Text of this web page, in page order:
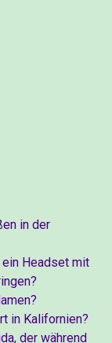
in der
Headset mit
in Kalifornien?
der während